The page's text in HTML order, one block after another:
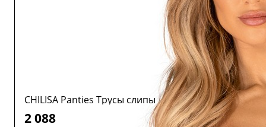
CHILISA Panties Трусы слипы
2 088